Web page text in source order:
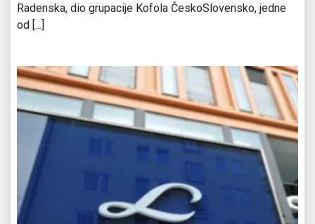
Radenska, dio grupacije Kofola ČeskoSlovensko, jedne
od [...]